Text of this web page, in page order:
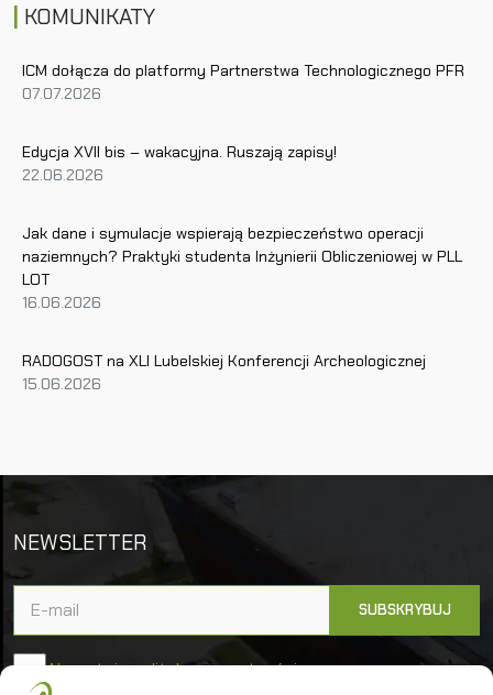
KOMUNIKATY
ICM dołącza do platformy Partnerstwa Technologicznego PFR
07.07.2026
Edycja XVII bis – wakacyjna. Ruszają zapisy!
22.06.2026
Jak dane i symulacje wspierają bezpieczeństwo operacji
naziemnych? Praktyki studenta Inżynierii Obliczeniowej w PLL
LOT
16.06.2026
RADOGOST na XLI Lubelskiej Konferencji Archeologicznej
15.06.2026
w
p
s
u
NEWSLETTER
Akceptuję politykę prywatności